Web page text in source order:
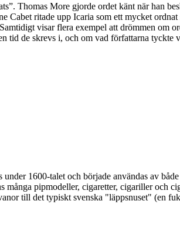
Thomas More gjorde ordet känt när han
Cabet ritade upp Icaria som ett mycket
visar flera exempel att drömmen om
tid de skrevs i, och om vad författarna tyckte
1600-talet och började användas av
pipmodeller, cigaretter, cigariller och
till det typiskt svenska "läppsnuset" (en